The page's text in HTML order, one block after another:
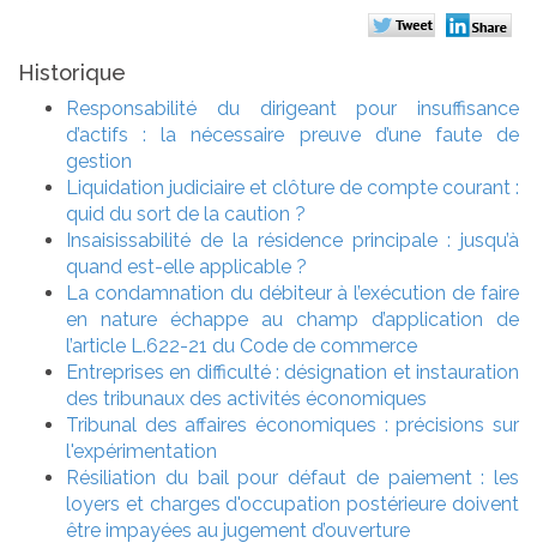
Historique
Responsabilité du dirigeant pour insuffisance
d’actifs : la nécessaire preuve d’une faute de
gestion
Liquidation judiciaire et clôture de compte courant :
quid du sort de la caution ?
Insaisissabilité de la résidence principale : jusqu’à
quand est-elle applicable ?
La condamnation du débiteur à l’exécution de faire
en nature échappe au champ d’application de
l’article L.622-21 du Code de commerce
Entreprises en difficulté : désignation et instauration
des tribunaux des activités économiques
Tribunal des affaires économiques : précisions sur
l'expérimentation
Résiliation du bail pour défaut de paiement : les
loyers et charges d'occupation postérieure doivent
être impayées au jugement d’ouverture